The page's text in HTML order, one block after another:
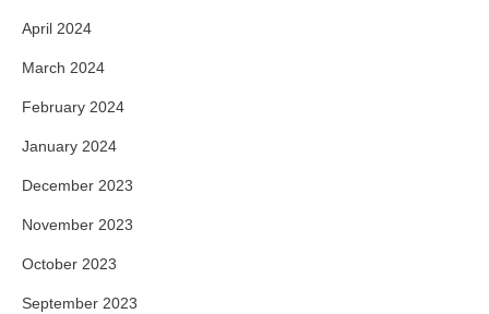
April 2024
March 2024
February 2024
January 2024
December 2023
November 2023
October 2023
September 2023